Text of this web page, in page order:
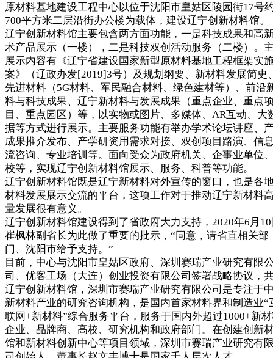
原材料基地建设工程中心以位于沈阳市皇姑区陵园街17号
700平方米二层沿街办公楼为载体，建设辽宁创新材料馆。
辽宁创新材料馆主要包含两方面功能，一是科技成果和高
术产品展示（一楼），二是科技双创活动服务（二楼）。
展示内容有《辽宁省建设国家新型原材料基地工程框架实
案》（辽政办发[2019]3号）及规划纲要、新材料发展简史
先进材料（5G材料、军民融合材料、绿色建材等）、前沿
料与科技成果、辽宁新材料与发展成果（重点企业、重点
目、重点园区）等，以实物或图片、多媒体、AR互动、大
据等方式进行展示。主要服务功能有举办学术论坛讲座、
成果推介发布、产学研资用需求对接、双创项目路演、信
流咨询、专业培训等。面向受众为政府机关、企事业单位
校等，实现辽宁创新材料馆展示、服务、科普等功能。
辽宁创新材料馆既是辽宁新材料对外宣传的窗口，也是各
材料发展展示交流的平台，这项工作对于推动辽宁新材料
量发展很有意义。
辽宁创新材料馆建设得到了省政府大力支持，2020年6月
崔枫林副省长为此做了重要的批示，“同意，请省直相关部
门、沈阳市给予支持。”
目前，中心与沈阳市皇姑区政府、深圳赛瑞产业研究有限
司、优客工场（大连）创业投资有限公司签署战略协议，
辽宁创新材料馆，深圳市赛瑞产业研究有限公司是专注于
新材料产业的研究咨询机构，是国内首家材料界和制造业“
联网+新材料”综合服务平台，服务于国内外超过1000+新
企业、品牌商、高校、研究机构和政府部门。在创建创新
馆和新材料创新中心等项目领域，深圳市赛瑞产业研究有